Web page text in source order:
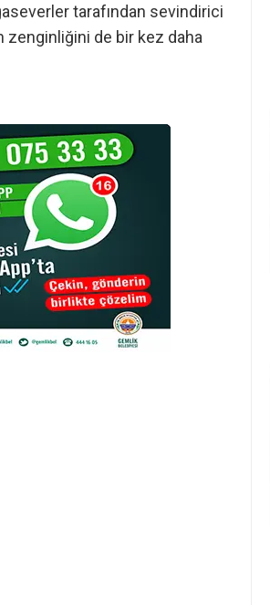
tarafından sevindirici
zenginliğini de bir kez daha